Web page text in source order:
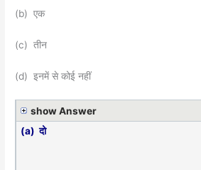
(b) एक
(c) तीन
(d) इनमें से कोई नहीं
show Answer
(a) दो